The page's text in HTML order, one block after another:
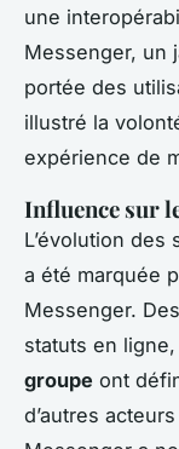
une
Messenger, un
portée des
illustré la
expérience de
Influence sur
L’évolution des
a été marquée
Messenger.
statuts en
groupe ont
d’autres